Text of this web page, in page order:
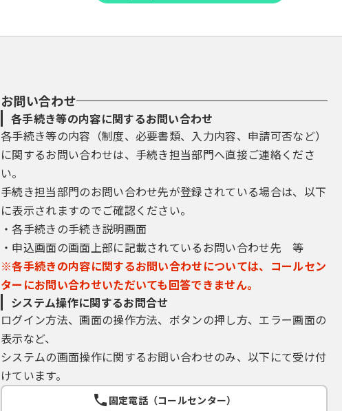
お問い合わせ
各手続き等の内容に関するお問い合わせ
各手続き等の内容（制度、必要書類、入力内容、申請可否など）
に関するお問い合わせは、手続き担当部門へ直接ご連絡くださ
い。
手続き担当部門のお問い合わせ先が登録されている場合は、以下
に表示されますのでご確認ください。
・各手続きの手続き説明画面
・申込画面の画面上部に記載されているお問い合わせ先 等
※各手続きの内容に関するお問い合わせについては、コールセン
ターにお問い合わせいただいても回答できません。
システム操作に関するお問合せ
ログイン方法、画面の操作方法、ボタンの押し方、エラー画面の
表示など、
システムの画面操作に関するお問い合わせのみ、以下にて受け付
けています。
固定電話（コールセンター）